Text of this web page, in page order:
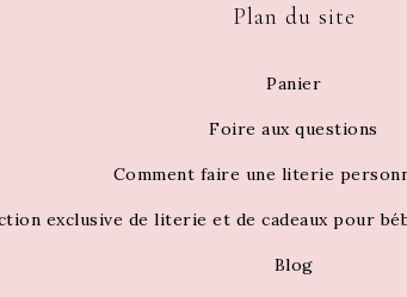
Plan du site
Panier
Foire aux questions
Comment faire une literie
exclusive de literie et de cadeaux pour
Blog